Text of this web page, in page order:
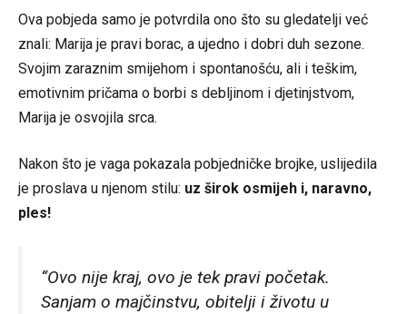
Ova pobjeda samo je potvrdila ono što su gledatelji već
znali: Marija je pravi borac, a ujedno i dobri duh sezone.
Svojim zaraznim smijehom i spontanošću, ali i teškim,
emotivnim pričama o borbi s debljinom i djetinjstvom,
Marija je osvojila srca.
Nakon što je vaga pokazala pobjedničke brojke, uslijedila
je proslava u njenom stilu: uz širok osmijeh i, naravno,
ples!
“Ovo nije kraj, ovo je tek pravi početak.
Sanjam o majčinstvu, obitelji i životu u